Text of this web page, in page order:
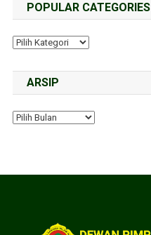
POPULAR CATEGORIES
ARSIP